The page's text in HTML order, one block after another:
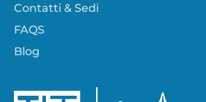
Contatti & Sedi
FAQS
Blog